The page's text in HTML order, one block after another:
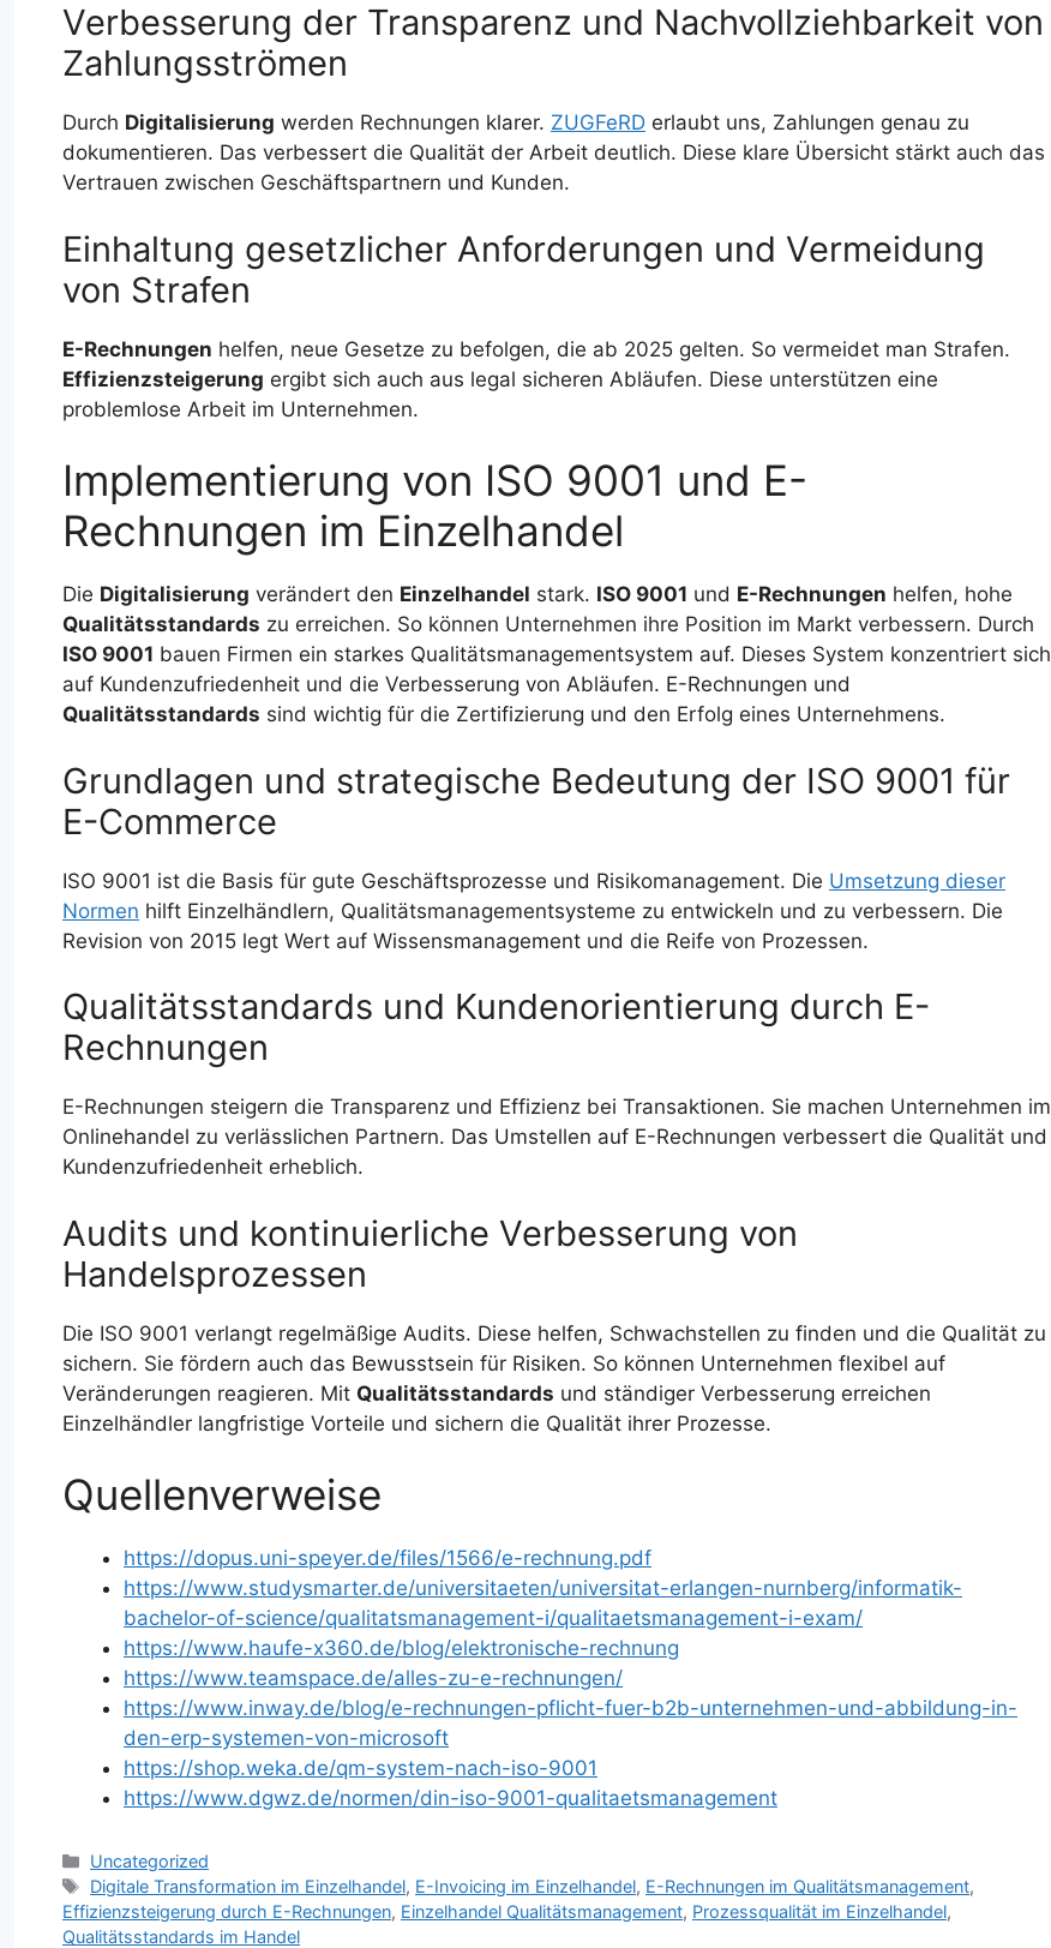
Verbesserung der Transparenz und Nachvollziehbarkeit von
Zahlungsströmen
Durch Digitalisierung werden Rechnungen klarer. ZUGFeRD erlaubt uns, Zahlungen genau zu
dokumentieren. Das verbessert die Qualität der Arbeit deutlich. Diese klare Übersicht stärkt auch das
Vertrauen zwischen Geschäftspartnern und Kunden.
Einhaltung gesetzlicher Anforderungen und Vermeidung
von Strafen
E-Rechnungen helfen, neue Gesetze zu befolgen, die ab 2025 gelten. So vermeidet man Strafen.
Effizienzsteigerung ergibt sich auch aus legal sicheren Abläufen. Diese unterstützen eine
problemlose Arbeit im Unternehmen.
Implementierung von ISO 9001 und E-
Rechnungen im Einzelhandel
Die Digitalisierung verändert den Einzelhandel stark. ISO 9001 und E-Rechnungen helfen, hohe
Qualitätsstandards zu erreichen. So können Unternehmen ihre Position im Markt verbessern. Durch
ISO 9001 bauen Firmen ein starkes Qualitätsmanagementsystem auf. Dieses System konzentriert sich
auf Kundenzufriedenheit und die Verbesserung von Abläufen. E-Rechnungen und
Qualitätsstandards sind wichtig für die Zertifizierung und den Erfolg eines Unternehmens.
Grundlagen und strategische Bedeutung der ISO 9001 für
E-Commerce
ISO 9001 ist die Basis für gute Geschäftsprozesse und Risikomanagement. Die Umsetzung dieser
Normen hilft Einzelhändlern, Qualitätsmanagementsysteme zu entwickeln und zu verbessern. Die
Revision von 2015 legt Wert auf Wissensmanagement und die Reife von Prozessen.
Qualitätsstandards und Kundenorientierung durch E-
Rechnungen
E-Rechnungen steigern die Transparenz und Effizienz bei Transaktionen. Sie machen Unternehmen im
Onlinehandel zu verlässlichen Partnern. Das Umstellen auf E-Rechnungen verbessert die Qualität und
Kundenzufriedenheit erheblich.
Audits und kontinuierliche Verbesserung von
Handelsprozessen
Die ISO 9001 verlangt regelmäßige Audits. Diese helfen, Schwachstellen zu finden und die Qualität zu
sichern. Sie fördern auch das Bewusstsein für Risiken. So können Unternehmen flexibel auf
Veränderungen reagieren. Mit Qualitätsstandards und ständiger Verbesserung erreichen
Einzelhändler langfristige Vorteile und sichern die Qualität ihrer Prozesse.
Quellenverweise
https://dopus.uni-speyer.de/files/1566/e-rechnung.pdf
https://www.studysmarter.de/universitaeten/universitat-erlangen-nurnberg/informatik-
bachelor-of-science/qualitatsmanagement-i/qualitaetsmanagement-i-exam/
https://www.haufe-x360.de/blog/elektronische-rechnung
https://www.teamspace.de/alles-zu-e-rechnungen/
https://www.inway.de/blog/e-rechnungen-pflicht-fuer-b2b-unternehmen-und-abbildung-in-
den-erp-systemen-von-microsoft
https://shop.weka.de/qm-system-nach-iso-9001
https://www.dgwz.de/normen/din-iso-9001-qualitaetsmanagement
Kategorien
Uncategorized
Schlagwörter
Digitale Transformation im Einzelhandel, E-Invoicing im Einzelhandel, E-Rechnungen im Qualitätsmanagement,
Effizienzsteigerung durch E-Rechnungen, Einzelhandel Qualitätsmanagement, Prozessqualität im Einzelhandel,
Qualitätsstandards im Handel